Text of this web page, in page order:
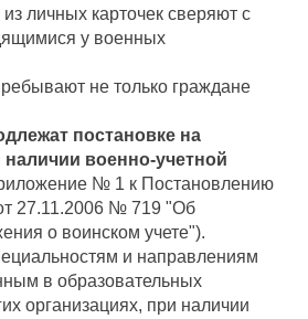
личных карточек сверяют с
у военных
не только граждане
постановке на
наличии военно-учетной
№ 1 к Постановлению
27.11.2006 № 719 "Об
о воинском учете").
и направлениям
в образовательных
организациях, при наличии